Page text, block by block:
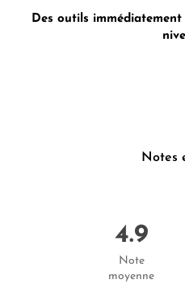
Des outils
Notes
4.9
Note
moyenne